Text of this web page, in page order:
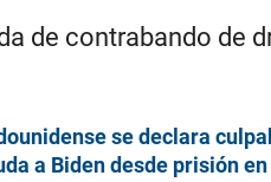
de contrabando de
se declara
a Biden desde prisión